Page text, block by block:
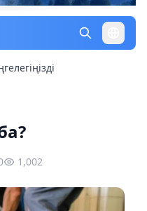
1,002